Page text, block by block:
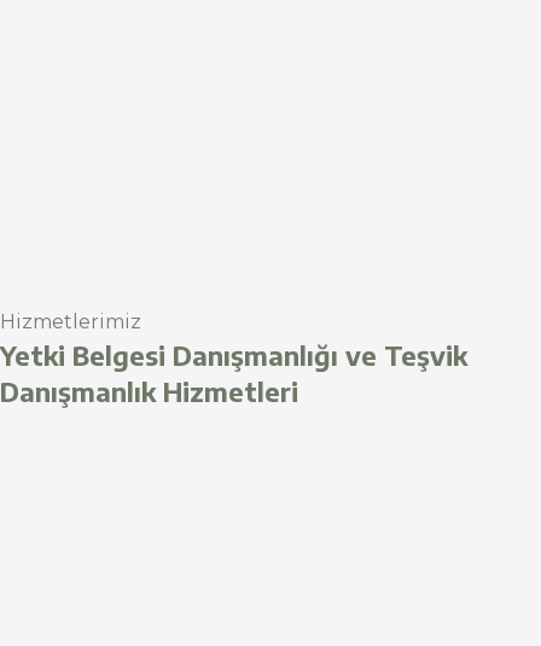
Hizmetlerimiz
Yetki Belgesi Danışmanlığı ve Teşvik
Danışmanlık Hizmetleri